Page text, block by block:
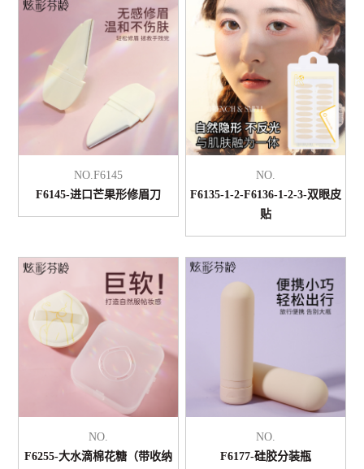
NO.F6145
F6145-进口芒果形修眉刀
NO.
F6135-1-2-F6136-1-2-3-双眼皮
贴
NO.
F6255-大水滴棉花糖（带收纳
NO.
F6177-硅胶分装瓶